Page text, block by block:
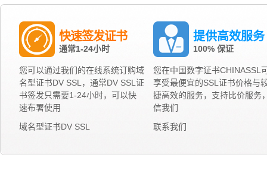
快速签发证书
通常1-24小时
您可以通过我们的在线系统订购域
名型证书DV SSL，通常DV SSL证
书签发只需要1-24小时，可以快
速布署使用
域名型证书DV SSL
提供高效服务
100% 保证
您在中国数字证书CHINASSL
享受最便宜的SSL证书价格与
捷高效的服务，支持比价服务
信我们
联系我们